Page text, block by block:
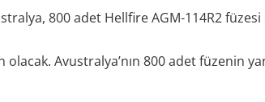
800 adet Hellfire AGM-114R2 füzesi
Avustralya’nın 800 adet füzenin